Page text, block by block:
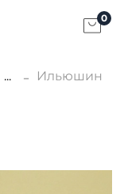
0
... Ильюшин